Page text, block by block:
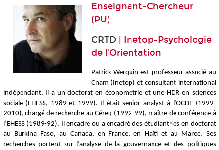
Enseignant-Chercheur
(PU)
CRTD | Inetop-Psychologie
de l'Orientation
Patrick Werquin est professeur associé au
Cnam (Inetop) et consultant international
indépendant. Il a un doctorat en économétrie et une HDR en sciences
sociale (EHESS, 1989 et 1999). Il étaitsenior analystà l’OCDE (1999-
2010), chargé de recherche au Céreq (1992-99), maître de conférence à
l’EHESS (1989-92). Il encadre ou a encadré des étudiant×es en doctorat
au Burkina Faso, au Canada, en France, en Haïti et au Maroc. Ses
recherches portent sur l’analyse de la gouvernance et des politiques